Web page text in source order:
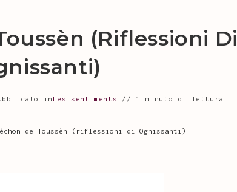
(riflessioni Di
in Les sentiments 1 minuto di lettura
de Toussèn (riflessioni di Ognissanti)